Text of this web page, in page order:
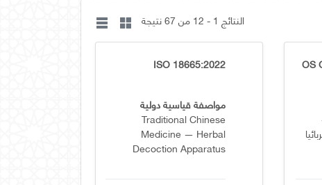
النتائج 1 - 12 من 67 نتيجة
OS
ISO 18665:2022
مواصفة قياسية دولية
Traditional Chinese
Medicine — Herbal
Decoction Apparatus